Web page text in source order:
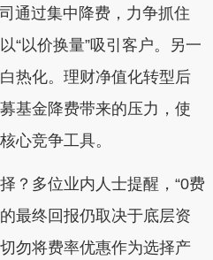
通过集中降费，力争抓住
“以价换量”吸引客户。另一
热化。理财净值化转型后
基金降费带来的压力，使
心竞争工具。
多位业内人士提醒，“0费
最终回报仍取决于底层资
勿将费率优惠作为选择产